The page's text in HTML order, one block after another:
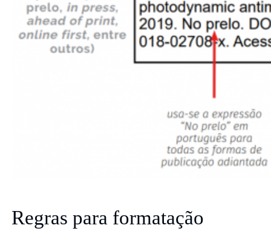
Regras para formatação